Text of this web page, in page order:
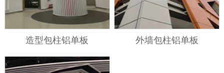
造型包柱铝单板 外墙包柱铝单板